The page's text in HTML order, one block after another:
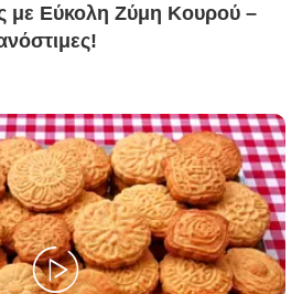
με Εύκολη Ζύμη Κουρού –